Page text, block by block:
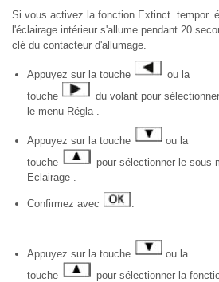
Si vous activez la fonction Extinct. tempor.
l'éclairage intérieur s'allume pendant 20
clé du contacteur d'allumage.
Appuyez sur la touche
ou la
touche
du volant pour sélectionner
le menu Régla .
Appuyez sur la touche
ou la
touche
pour sélectionner le sous-
Eclairage .
Confirmez avec .
Appuyez sur la touche
ou la
touche
pour sélectionner la